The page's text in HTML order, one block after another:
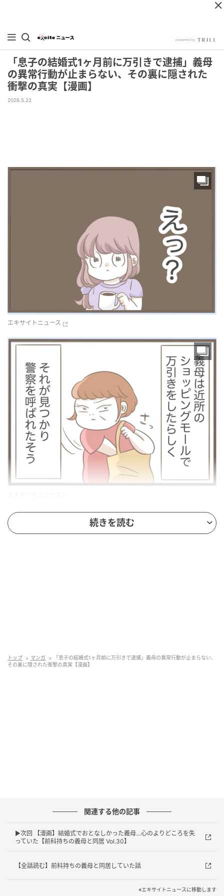
「息子の結婚式1ヶ月前に万引きで逮捕」義母
の異常行動が止まらない、その裏に隠された
衝撃の真実【漫画】
2026.5.22
エキサイトニュース
エキサイトニュース
エキサイトニュース
続きを読む
トップ マンガ
「息子の結婚式1ヶ月前に万引きで逮捕」義母の異常行動が止まらない、
その裏に隠された衝撃の真実【漫画】
関連する他の記事
▶次回 【漫画】結婚式でおとなしかった義母…心のよりどころを失
っていた【前科持ちの義母と同居 Vol.30】
【全話読む】前科持ちの義母と同居していた話
※エキサイトニュースに移動します